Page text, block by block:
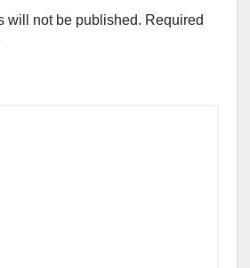
will not be published. Required